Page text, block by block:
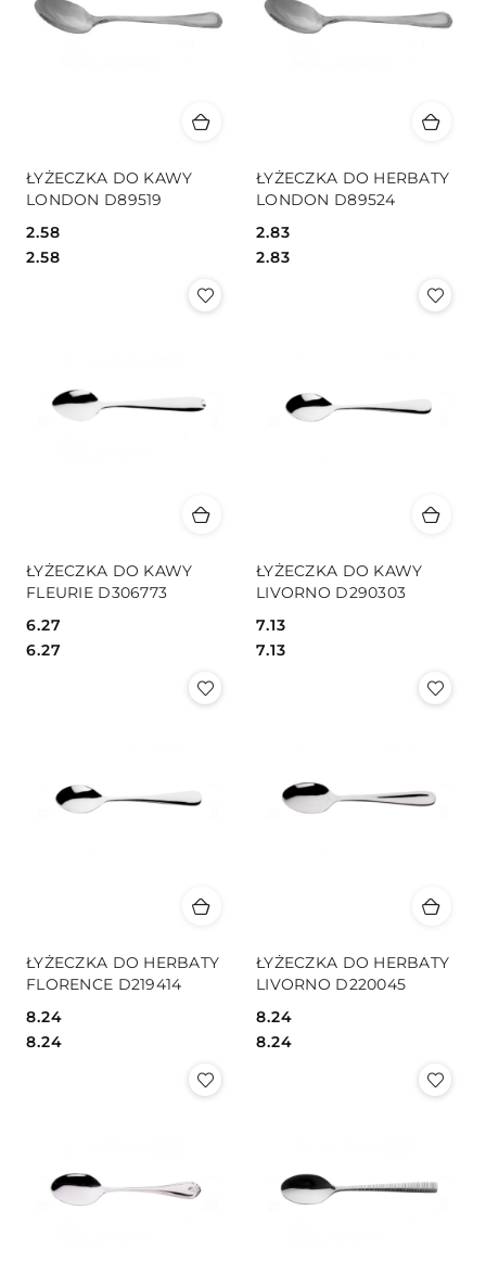
ŁYŻECZKA DO KAWY
LONDON D89519
Cena:
2.58
Cena:
2.58
ŁYŻECZKA DO HERBATY
LONDON D89524
Cena:
2.83
Cena:
2.83
ŁYŻECZKA DO KAWY
FLEURIE D306773
Cena:
6.27
Cena:
6.27
ŁYŻECZKA DO KAWY
LIVORNO D290303
Cena:
7.13
Cena:
7.13
ŁYŻECZKA DO HERBATY
FLORENCE D219414
Cena:
8.24
Cena:
8.24
ŁYŻECZKA DO HERBATY
LIVORNO D220045
Cena:
8.24
Cena:
8.24